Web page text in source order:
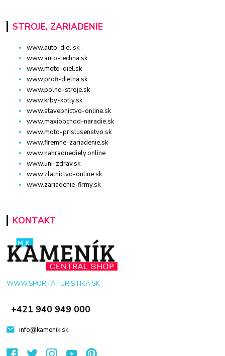
STROJE, ZARIADENIE
www.auto-diel.sk
www.auto-techna.sk
www.moto-diel.sk
www.profi-dielna.sk
www.polno-stroje.sk
www.krby-kotly.sk
www.stavebnictvo-online.sk
www.maxiobchod-naradie.sk
www.moto-prislusenstvo.sk
www.firemne-zariadenie.sk
www.nahradnediely.online
www.uni-zdrav.sk
www.zlatnictvo-online.sk
www.zariadenie-firmy.sk
KONTAKT
WWW.SPORTATURISTIKA.SK
+421 940 949 000
info@kamenik.sk